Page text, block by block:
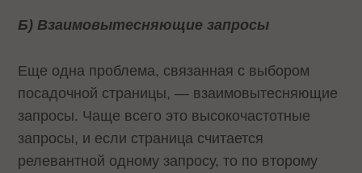
Б) Взаимовытесняющие запросы
Еще одна проблема, связанная с выбором
посадочной страницы, — взаимовытесняющие
запросы. Чаще всего это высокочастотные
запросы, и если страница считается
релевантной одному запросу, то по второму